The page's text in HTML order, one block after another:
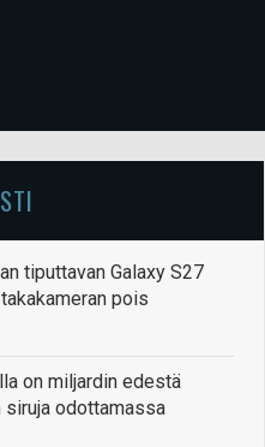
tiputtavan Galaxy S27
pois
on miljardin edestä
odottamassa